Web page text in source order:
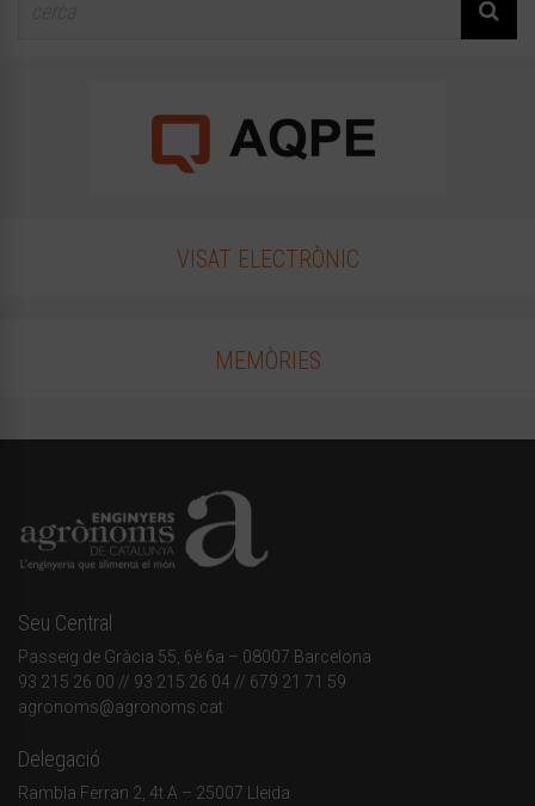
VISAT ELECTRÒNIC
MEMÒRIES
Seu Central
Passeig de Gràcia 55, 6è 6a – 08007 Barcelona
93 215 26 00 // 93 215 26 04 // 679 21 71 59
agronoms@agronoms.cat
Delegació
Rambla Ferran 2, 4t A – 25007 Lleida